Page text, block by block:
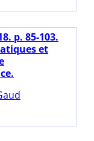
p. 85-103.
et